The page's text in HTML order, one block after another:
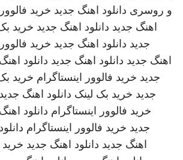
و روسری دانلود اهنگ جدید خرید
اهنگ جدید دانلود اهنگ جدید خرید
جدید دانلود اهنگ جدید خرید
اهنگ جدید دانلود اهنگ جدید دانلود
جدید خرید فالوور اینستاگرام خرید
جدید خرید بک لینک دانلود اهنگ جدید
خرید فالوور اینستاگرام دانلود
جدید خرید فالوور اینستاگرام
اهنگ جدید دانلود اهنگ جدید خرید